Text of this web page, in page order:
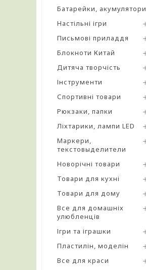
Батарейки, акумулятори
Настільні ігри
Письмові приладдя
Блокноти Китай
Дитяча творчість
Інструменти
Спортивні товари
Рюкзаки, папки
Ліхтарики, лампи LED
Маркери,
текстовыделители
Новорічні товари
Товари для кухні
Товари для дому
Все для домашніх
улюбленців
Ігри та іграшки
Пластилін, моделін
Все для краси